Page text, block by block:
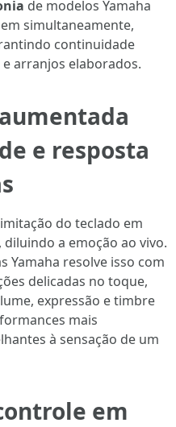
de modelos Yamaha
simultaneamente,
continuidade
arranjos elaborados.
e resposta
do teclado em
a emoção ao vivo.
Yamaha resolve isso com
delicadas no toque,
expressão e timbre
mais
à sensação de um
em